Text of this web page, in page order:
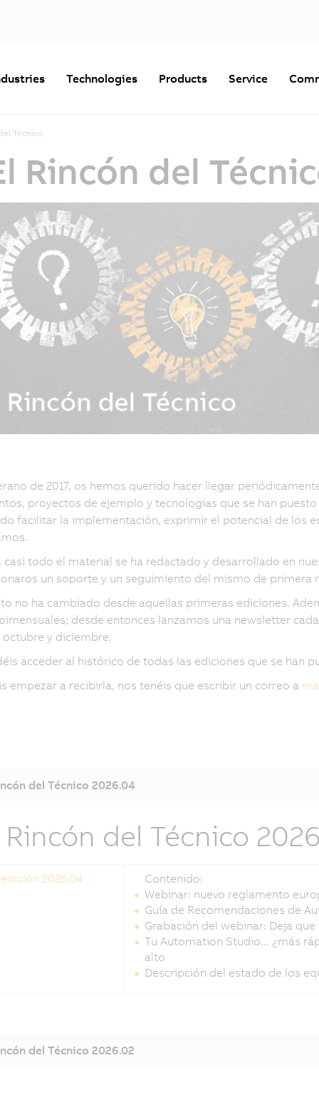
Technologies Products Service
Técnico
Rincón del
de 2017, os hemos querido hacer llegar
proyectos de ejemplo y tecnologías que se han
facilitar la implementación, exprimir el potencial de los
casi todo el material se ha redactado y desarrollado en
un soporte y un seguimiento del mismo de primera
no ha cambiado desde aquellas primeras ediciones.
desde entonces lanzamos una newsletter
y diciembre.
acceder al histórico de todas las ediciones que se han
empezar a recibirla, nos tenéis que escribir un correo a
del Técnico 2026.04
Rincón del Técnico
2026.04
Contenido:
Webinar: nuevo reglamento
Guía de Recomendaciones de
Grabación del webinar: Deja
Tu Automation Studio... ¿más
alto
Descripción del estado de los
del Técnico 2026.02